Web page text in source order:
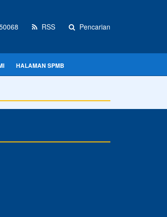
RSS Pencarian
HALAMAN SPMB